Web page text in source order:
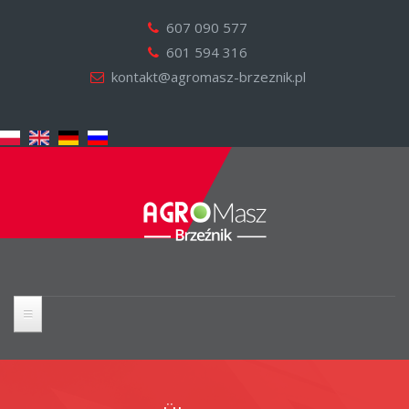
607 090 577
601 594 316
kontakt@agromasz-brzeznik.pl
STARTSEITE
MASCHINEN UND TEILE